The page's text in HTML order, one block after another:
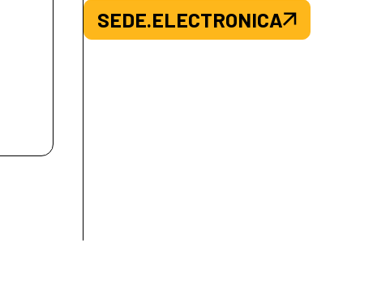
SEDE.ELECTRONICA